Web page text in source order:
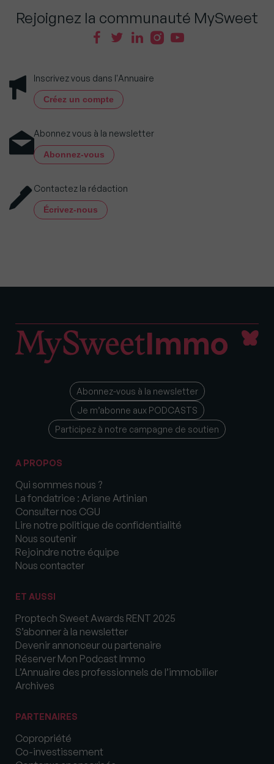
Rejoignez la communauté MySweet
Inscrivez vous dans l'Annuaire
Créez un compte
Abonnez vous à la newsletter
Abonnez-vous
Contactez la rédaction
Écrivez-nous
Abonnez-vous à la newsletter
Je m’abonne aux PODCASTS
Participez à notre campagne de soutien
A PROPOS
Qui sommes nous ?
La fondatrice : Ariane Artinian
Consulter nos CGU
Lire notre politique de confidentialité
Nous soutenir
Rejoindre notre équipe
Nous contacter
ET AUSSI
Proptech Sweet Awards RENT 2025
S’abonner à la newsletter
Devenir annonceur ou partenaire
Réserver Mon Podcast Immo
L’Annuaire des professionnels de l’immobilier
Archives
PARTENAIRES
Copropriété
Co-investissement